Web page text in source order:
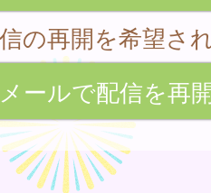
の再開を希望さ
ールで配信を再